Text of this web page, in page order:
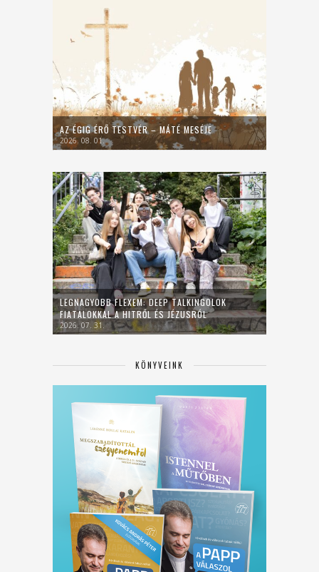
AZ ÉGIG ÉRŐ TESTVÉR – MÁTÉ MESÉJE
2026. 08. 01.
LEGNAGYOBB FLEXEM: DEEP TALKINGOLOK
FIATALOKKAL A HITRŐL ÉS JÉZUSRÓL
2026. 07. 31.
KÖNYVEINK